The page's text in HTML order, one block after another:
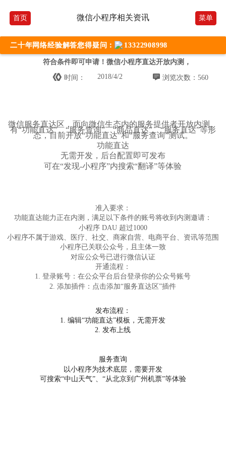
首页 微信小程序相关资讯 菜单
二十年网络经验解答您得疑问： 13322908998
符合条件即可申请！微信小程序直达开放内测，
 浏览次数：560
 时间： 2018/4/2
微信服务直达区，面向微信生态内的服务提供者开放内测。
有“功能直达”、“服务查询”、“商品直达”、“服务直达”等形
态，目前开放“功能直达”和“服务查询”测试。
功能直达
无需开发，后台配置即可发布
可在“发现-小程序”内搜索“翻译”等体验
准入要求：
功能直达能力正在内测，满足以下条件的账号将收到内测邀请：
小程序 DAU 超过1000
小程序不属于游戏、医疗、社交、商家自营、电商平台、资讯等范围
小程序已关联公众号，且主体一致
对应公众号已进行微信认证
开通流程：
1. 登录账号：在公众平台后台登录你的公众号账号
2. 添加插件：点击添加“服务直达区”插件
发布流程：
1. 编辑“功能直达”模板，无需开发
2. 发布上线
服务查询
以小程序为技术底层，需要开发
可搜索“中山天气”、“从北京到广州机票”等体验